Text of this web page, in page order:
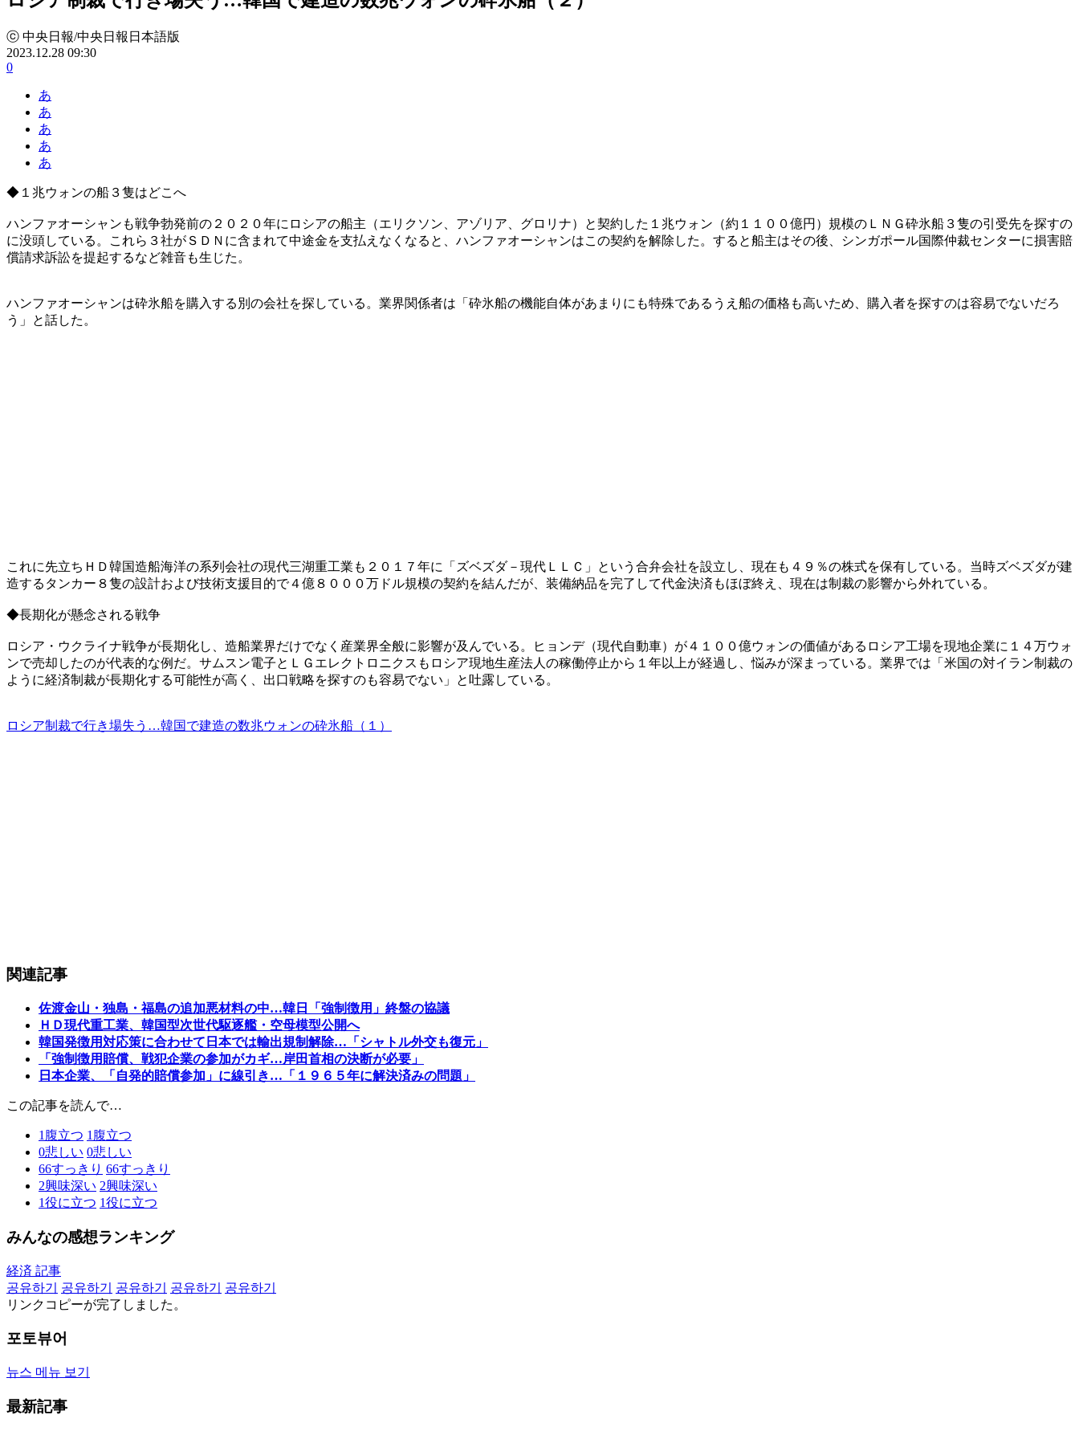
ⓒ 中央日報/中央日報日本語版
2023.12.28 09:30
0
あ
あ
あ
あ
あ
◆１兆ウォンの船３隻はどこへ
ハンファオーシャンも戦争勃発前の２０２０年にロシアの船主（エリクソン、アゾリア、グロリナ）と契約した１兆ウォン（約１１００億円）規模のＬＮＧ砕氷船３隻の引受先を探すの
に没頭している。これら３社がＳＤＮに含まれて中途金を支払えなくなると、ハンファオーシャンはこの契約を解除した。すると船主はその後、シンガポール国際仲裁センターに損害賠
償請求訴訟を提起するなど雑音も生じた。
ハンファオーシャンは砕氷船を購入する別の会社を探している。業界関係者は「砕氷船の機能自体があまりにも特殊であるうえ船の価格も高いため、購入者を探すのは容易でないだろ
う」と話した。
これに先立ちＨＤ韓国造船海洋の系列会社の現代三湖重工業も２０１７年に「ズベズダ－現代ＬＬＣ」という合弁会社を設立し、現在も４９％の株式を保有している。当時ズベズダが建
造するタンカー８隻の設計および技術支援目的で４億８０００万ドル規模の契約を結んだが、装備納品を完了して代金決済もほぼ終え、現在は制裁の影響から外れている。
◆長期化が懸念される戦争
ロシア・ウクライナ戦争が長期化し、造船業界だけでなく産業界全般に影響が及んでいる。ヒョンデ（現代自動車）が４１００億ウォンの価値があるロシア工場を現地企業に１４万ウォ
ンで売却したのが代表的な例だ。サムスン電子とＬＧエレクトロニクスもロシア現地生産法人の稼働停止から１年以上が経過し、悩みが深まっている。業界では「米国の対イラン制裁の
ように経済制裁が長期化する可能性が高く、出口戦略を探すのも容易でない」と吐露している。
ロシア制裁で行き場失う…韓国で建造の数兆ウォンの砕氷船（１）
関連記事
佐渡金山・独島・福島の追加悪材料の中…韓日「強制徴用」終盤の協議
ＨＤ現代重工業、韓国型次世代駆逐艦・空母模型公開へ
韓国発徴用対応策に合わせて日本では輸出規制解除…「シャトル外交も復元」
「強制徴用賠償、戦犯企業の参加がカギ…岸田首相の決断が必要」
日本企業、「自発的賠償参加」に線引き…「１９６５年に解決済みの問題」
この記事を読んで…
1 腹立つ 1 腹立つ
0悲しい 0悲しい
66すっきり 66すっきり
2興味深い 2興味深い
1役に立つ 1役に立つ
みんなの感想ランキング
経済 記事
공유하기
공유하기 공유하기 공유하기
공유하기
リンクコピーが完了しました。
포토뷰어
뉴스 메뉴 보기
最新記事